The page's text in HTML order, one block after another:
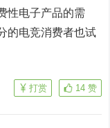
性电子产品的需
的电竞消费者也试
14 赞
打赏